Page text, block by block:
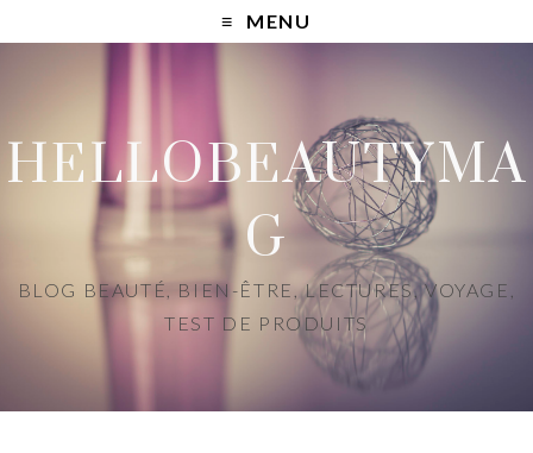
MENU
HELLOBEAUTYMA
G
BLOG BEAUTÉ, BIEN-ÊTRE, LECTURES, VOYAGE,
TEST DE PRODUITS